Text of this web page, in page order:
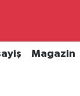
Magazin